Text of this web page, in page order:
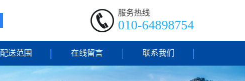
服务热线
010-64898754
配送范围 在线留言 联系我们